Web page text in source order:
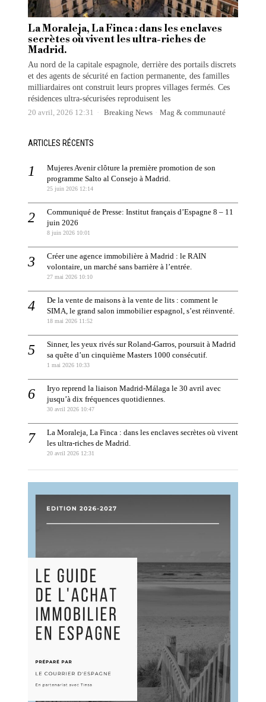
La Moraleja, La Finca : dans les enclaves
secrètes où vivent les ultra-riches de
Madrid.
Au nord de la capitale espagnole, derrière des portails discrets
et des agents de sécurité en faction permanente, des familles
milliardaires ont construit leurs propres villages fermés. Ces
résidences ultra-sécurisées reproduisent les
20 avril, 2026 12:31 Breaking News · Mag & communauté
ARTICLES RÉCENTS
Mujeres Avenir clôture la première promotion de son
programme Salto al Consejo à Madrid.
25 juin 2026 12:14
Communiqué de Presse: Institut français d’Espagne 8 – 11
juin 2026
8 juin 2026 10:01
Créer une agence immobilière à Madrid : le RAIN
volontaire, un marché sans barrière à l’entrée.
27 mai 2026 10:10
De la vente de maisons à la vente de lits : comment le
SIMA, le grand salon immobilier espagnol, s’est réinventé.
18 mai 2026 11:52
Sinner, les yeux rivés sur Roland-Garros, poursuit à Madrid
sa quête d’un cinquième Masters 1000 consécutif.
1 mai 2026 10:33
Iryo reprend la liaison Madrid-Málaga le 30 avril avec
jusqu’à dix fréquences quotidiennes.
30 avril 2026 10:47
La Moraleja, La Finca : dans les enclaves secrètes où vivent
les ultra-riches de Madrid.
20 avril 2026 12:31